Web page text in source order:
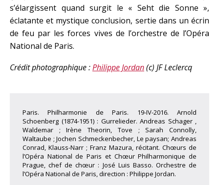
s’élargissent quand surgit le « Seht die Sonne »,
éclatante et mystique conclusion, sertie dans un écrin
de feu par les forces vives de l’orchestre de l’Opéra
National de Paris.
Crédit photographique :Philippe Jordan(c) JF Leclercq
Paris. Philharmonie de Paris. 19-IV-2016. Arnold
Schoenberg (1874-1951) : Gurrelieder. Andreas Schager ,
Waldemar ; Irène Theorin, Tove ; Sarah Connolly,
Waltaube ; Jochen Schmeckenbecher, Le paysan; Andreas
Conrad, Klauss-Narr ; Franz Mazura, récitant. Chœurs de
l’Opéra National de Paris et Chœur Philharmonique de
Prague, chef de chœur : José Luis Basso. Orchestre de
l’Opéra National de Paris, direction : Philippe Jordan.